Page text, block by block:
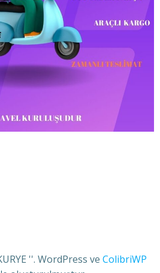
''. WordPress ve ColibriWP